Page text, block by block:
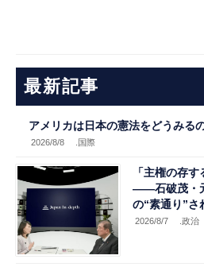
最新記事
アメリカは日本の憲法をどうみる
2026/8/8 .国際
「主権の存
――石破茂・
の“素通り”さ
2026/8/7 .政治